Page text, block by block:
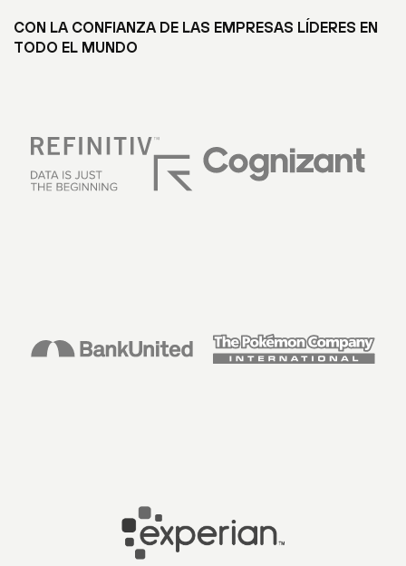
CON LA CONFIANZA DE LAS EMPRESAS LÍDERES EN
TODO EL MUNDO